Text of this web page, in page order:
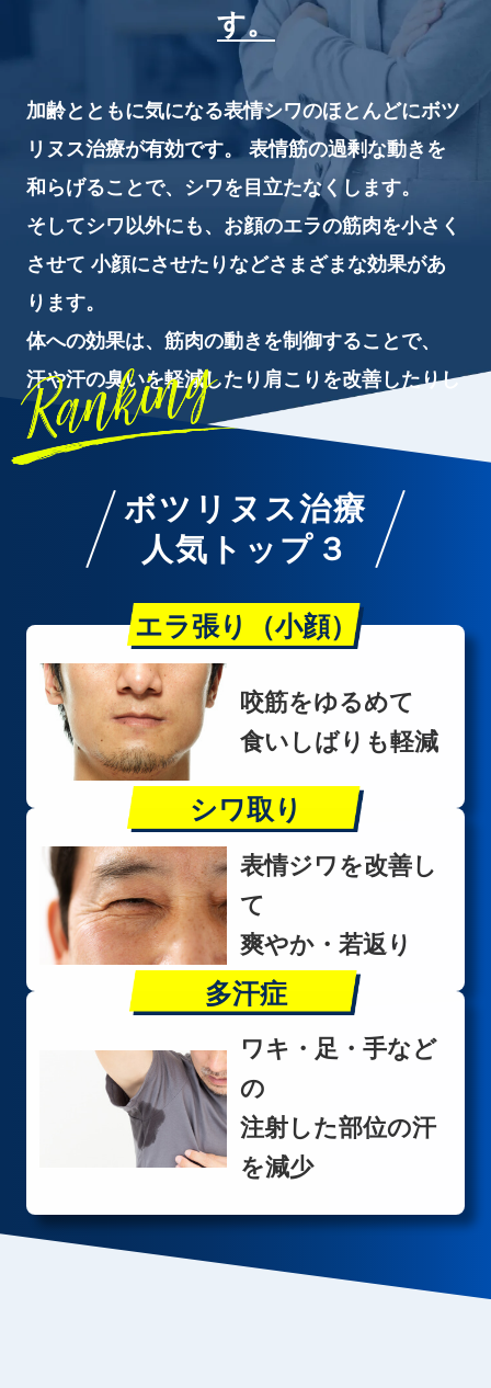
クリニックについて（東京）
大阪
福岡
医師紹介
お知らせ
す。
加齢とともに気になる表情シワのほとんどにボツ
リヌス治療が有効です。
表情筋の過剰な動きを
和らげることで、シワを目立たなくします。
そしてシワ以外にも、お顔のエラの筋肉を小さく
させて 小顔にさせたりなどさまざまな効果があ
ります。
体への効果は、筋⾁の動きを制御することで、
汗や汗の臭いを軽減したり肩こりを改善したりし
ます。
ボツリヌス治療
人気トップ３
エラ張り（小顔）
咬筋をゆるめて
食いしばりも軽減
シワ取り
表情ジワを改善し
て
爽やか・若返り
多汗症
ワキ・足・手など
の
注射した部位の汗
を減少